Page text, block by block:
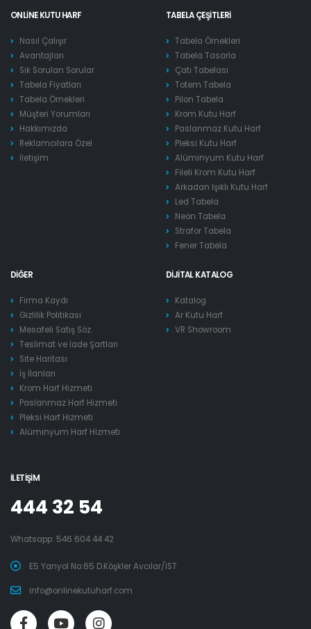
ONLINE KUTU HARF
Nasıl Çalışır
Avantajları
Sık Sorulan Sorular
Tabela Fiyatları
Tabela Örnekleri
Müşteri Yorumları
Hakkımızda
Reklamcılara Özel
İletişim
TABELA ÇEŞITLERI
Tabela Örnekleri
Tabela Tasarla
Çatı Tabelası
Totem Tabela
Pilon Tabela
Krom Kutu Harf
Paslanmaz Kutu Harf
Pleksi Kutu Harf
Alüminyum Kutu Harf
Fileli Krom Kutu Harf
Arkadan Işıklı Kutu Harf
Led Tabela
Neon Tabela
Strafor Tabela
Fener Tabela
DIĞER
Firma Kaydı
Gizlilik Politikası
Mesafeli Satış Söz.
Teslimat ve İade Şartları
Site Haritası
İş İlanları
Krom Harf Hizmeti
Paslanmaz Harf Hizmeti
Pleksi Harf Hizmeti
Alüminyum Harf Hizmeti
DIJITAL KATALOG
Katalog
Ar Kutu Harf
VR Showroom
İLETIŞIM
444 32 54
Whatsapp: 546 604 44 42
E5 Yanyol No:65 D.Köşkler Avcılar/İST
info@onlinekutuharf.com